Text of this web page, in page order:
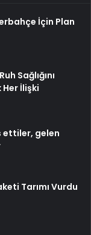
İçin Plan
Sağlığını
İlişki
ettiler, gelen
Tarımı Vurdu